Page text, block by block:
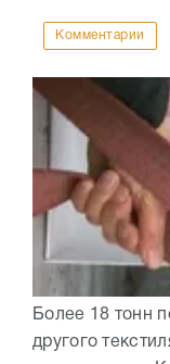
Комментарии
Более 18 тонн
другого